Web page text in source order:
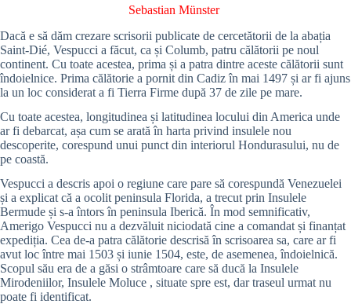
Sebastian Münster
Dacă e să dăm crezare scrisorii publicate de cercetătorii de la abația
Saint-Dié, Vespucci a făcut, ca și Columb, patru călătorii pe noul
continent. Cu toate acestea, prima și a patra dintre aceste călătorii sunt
îndoielnice. Prima călătorie a pornit din Cadiz în mai 1497 și ar fi ajuns
la un loc considerat a fi Tierra Firme după 37 de zile pe mare.
Cu toate acestea, longitudinea și latitudinea locului din America unde
ar fi debarcat, așa cum se arată în harta privind insulele nou
descoperite, corespund unui punct din interiorul Hondurasului, nu de
pe coastă.
Vespucci a descris apoi o regiune care pare să corespundă Venezuelei
și a explicat că a ocolit peninsula Florida, a trecut prin Insulele
Bermude și s-a întors în peninsula Iberică. În mod semnificativ,
Amerigo Vespucci nu a dezvăluit niciodată cine a comandat și finanțat
expediția. Cea de-a patra călătorie descrisă în scrisoarea sa, care ar fi
avut loc între mai 1503 și iunie 1504, este, de asemenea, îndoielnică.
Scopul său era de a găsi o strâmtoare care să ducă la Insulele
Mirodeniilor, Insulele Moluce , situate spre est, dar traseul urmat nu
poate fi identificat.